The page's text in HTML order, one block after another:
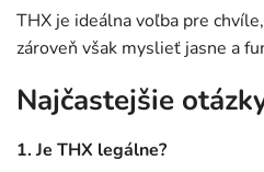
THX je ideálna voľba pre
zároveň však myslieť jasne a
Najčastejšie
1. Je THX legálne?